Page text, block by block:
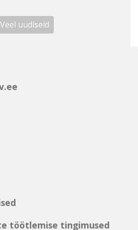
Veel uudiseid
töötlemise tingimused